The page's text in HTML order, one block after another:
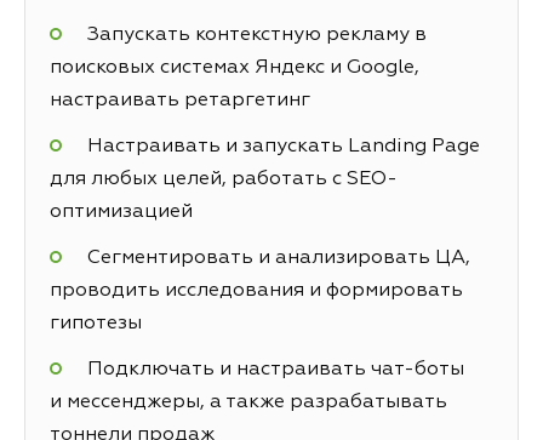
Запускать контекстную рекламу в
поисковых системах Яндекс и Google,
настраивать ретаргетинг
Настраивать и запускать Landing Page
для любых целей, работать с SEO-
оптимизацией
Сегментировать и анализировать ЦА,
проводить исследования и формировать
гипотезы
Подключать и настраивать чат-боты
и мессенджеры, а также разрабатывать
тоннели продаж